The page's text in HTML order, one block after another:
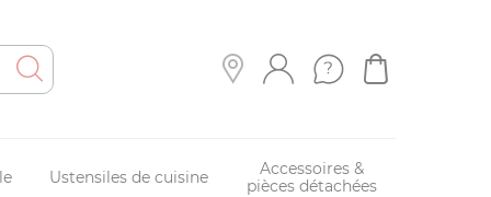
Ustensiles de cuisine
Accessoires &
pièces détachées